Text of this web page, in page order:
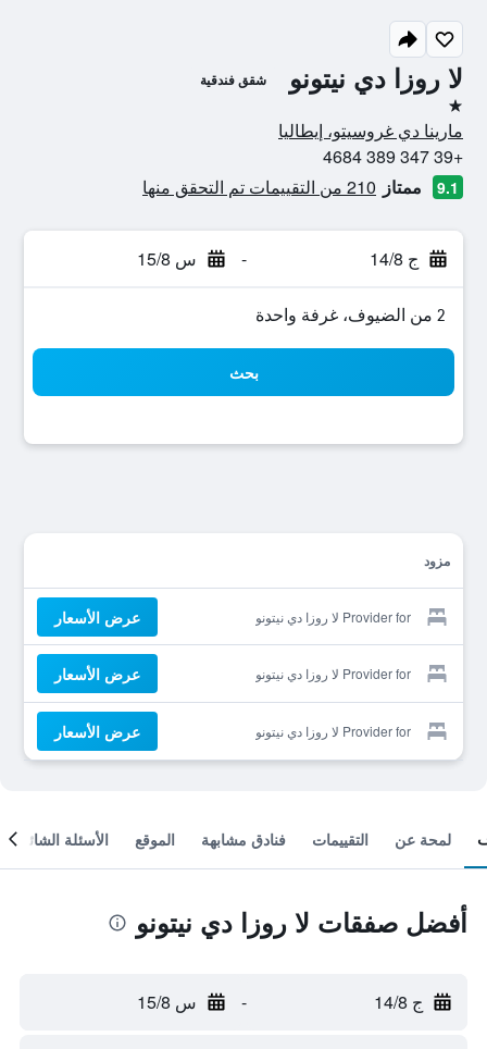
لا روزا دي نيتونو شقق فندقية
نجمة واحدة
مارينا دي غروسيتو، إيطاليا
+39 347 389 4684
9.1 ممتاز 210 من التقييمات تم التحقق منها
ج 14/8 - س 15/8
2 من الضيوف، غرفة واحدة
بحث
مزود
Provider for لا روزا دي نيتونو عرض الأسعار
Provider for لا روزا دي نيتونو عرض الأسعار
Provider for لا روزا دي نيتونو عرض الأسعار
لمحة عن التقييمات فنادق مشابهة الموقع الأسئلة الشائعة
أفضل صفقات لا روزا دي نيتونو
ج 14/8 - س 15/8